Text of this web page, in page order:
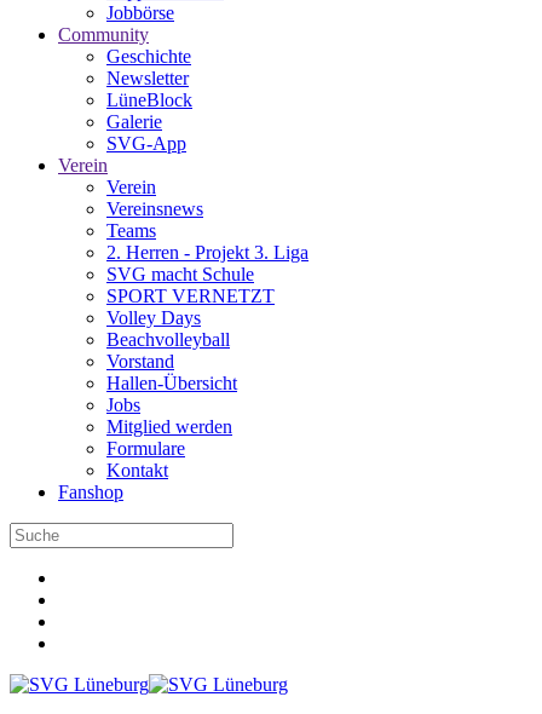
Jobbörse
Community
Geschichte
Newsletter
LüneBlock
Galerie
SVG-App
Verein
Verein
Vereinsnews
Teams
2. Herren - Projekt 3. Liga
SVG macht Schule
SPORT VERNETZT
Volley Days
Beachvolleyball
Vorstand
Hallen-Übersicht
Jobs
Mitglied werden
Formulare
Kontakt
Fanshop